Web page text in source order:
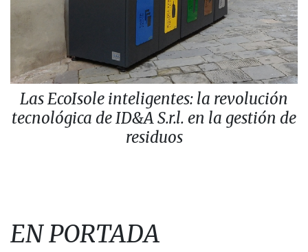
Las EcoIsole inteligentes: la revolución
tecnológica de ID&A S.r.l. en la gestión de
residuos
EN PORTADA